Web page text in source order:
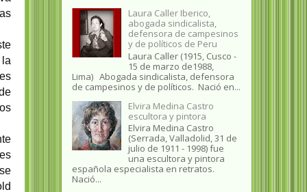
Laura Caller Iberico,
abogada sindicalista,
defensora de campesinos
y de políticos de Peru
Laura Caller (1915, Cusco -
15 de marzo de1988,
Lima) Abogada sindicalista, defensora
de campesinos y de políticos. Nació en...
Elvira Medina Castro
escultora y pintora
Elvira Medina Castro
(Serrada, Valladolid, 31 de
julio de 1911 - 1998) fue
una escultora y pintora
española especialista en retratos.
Nació...